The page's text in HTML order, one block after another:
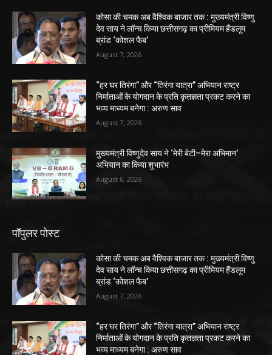
कोसा की चमक अब वैश्विक बाजार तक : मुख्यमंत्री विष्णु
देव साय ने लॉन्च किया छत्तीसगढ़ का प्रीमियम हैंडलूम
ब्रांड ‘कोशल फैब’
August 7, 2026
“हर घर तिरंगा” और “तिरंगा यात्रा” अभियान राष्ट्र
निर्माताओं के योगदान के प्रति कृतज्ञता प्रकट करने का
भव्य माध्यम बनेगा : अरुण साव
August 7, 2026
मुख्यमंत्री विष्णुदेव साय ने ‘मेरी बेटी–मेरा अभिमान’
अभियान का किया शुभारंभ
August 6, 2026
पॉपुलर पोस्ट
कोसा की चमक अब वैश्विक बाजार तक : मुख्यमंत्री विष्णु
देव साय ने लॉन्च किया छत्तीसगढ़ का प्रीमियम हैंडलूम
ब्रांड ‘कोशल फैब’
August 7, 2026
“हर घर तिरंगा” और “तिरंगा यात्रा” अभियान राष्ट्र
निर्माताओं के योगदान के प्रति कृतज्ञता प्रकट करने का
भव्य माध्यम बनेगा : अरुण साव